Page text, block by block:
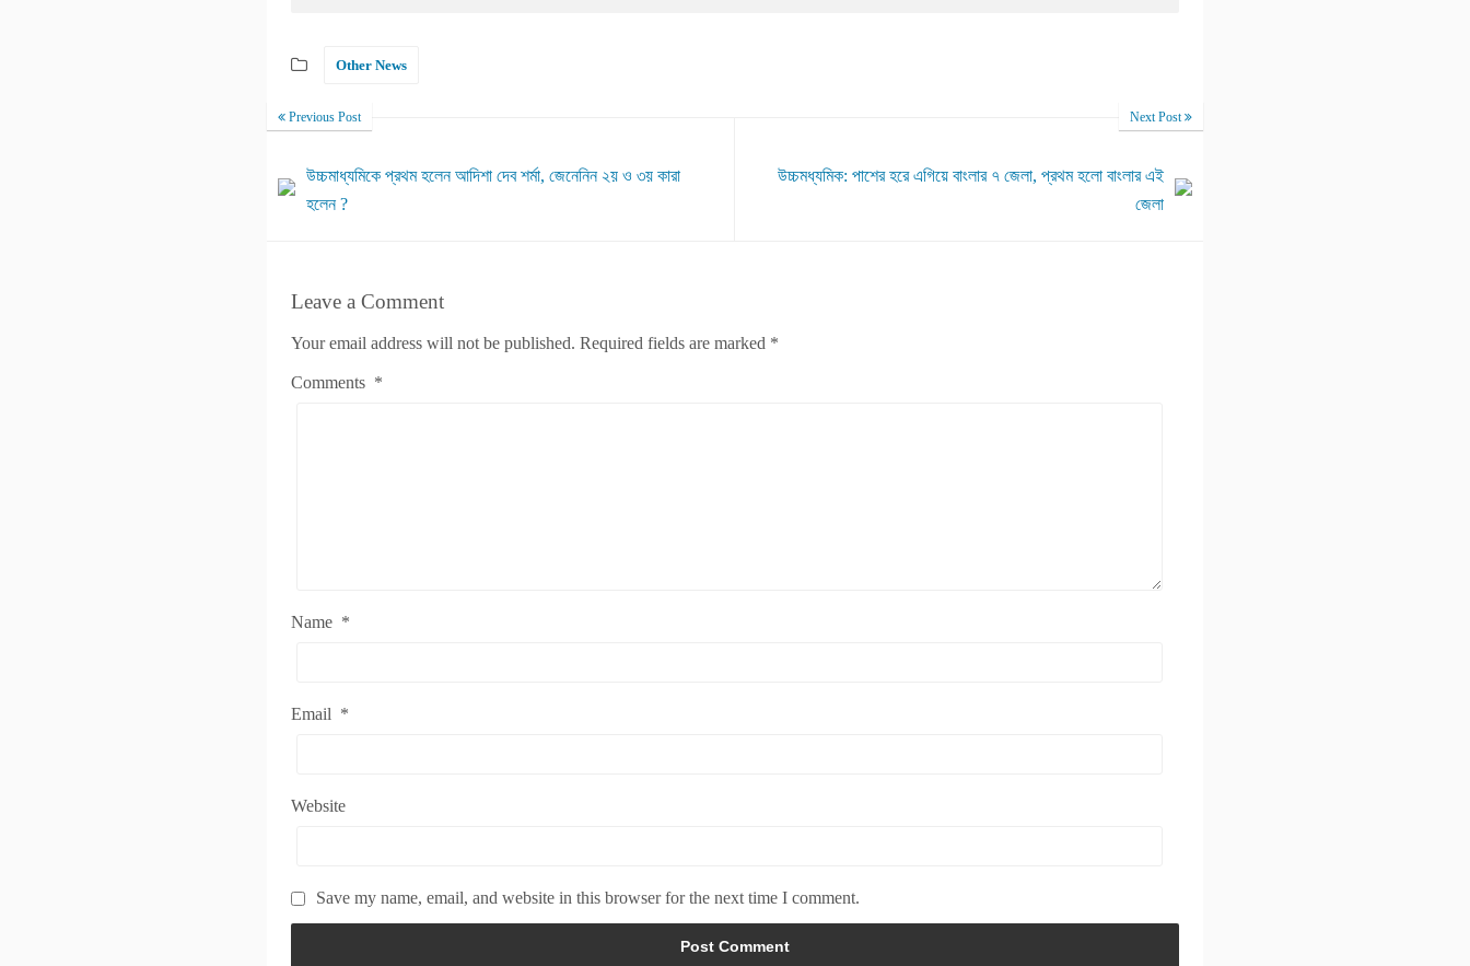
Other News
Previous Post
উচ্চমাধ্যমিকে প্রথম হলেন আদিশা দেব শর্মা, জেনেনিন ২য় ও ৩য় কারা
হলেন ?
Next Post
উচ্চমধ্যমিক: পাশের হরে এগিয়ে বাংলার ৭ জেলা, প্রথম হলো বাংলার এই
জেলা
Leave a Comment
Your email address will not be published. Required fields are marked *
Comments *
Name *
Email *
Website
Save my name, email, and website in this browser for the next time I comment.